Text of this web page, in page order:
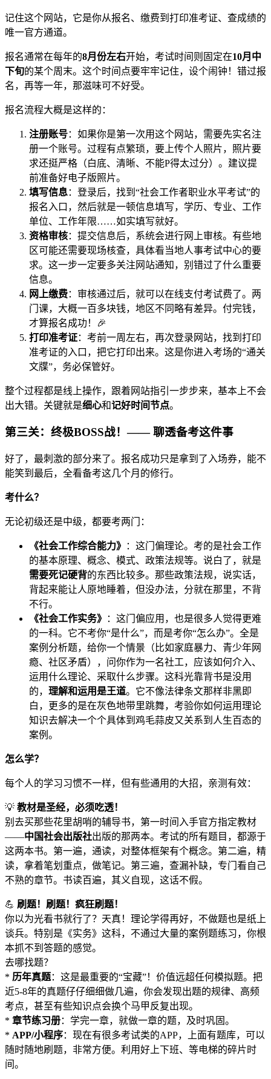
记住这个网站，它是你从报名、缴费到打印准考证、查成绩的
唯一官方通道。
报名通常在每年的8月份左右开始，考试时间则固定在10月中
下旬的某个周末。这个时间点要牢牢记住，设个闹钟！错过报
名，再等一年，那滋味可不好受。
报名流程大概是这样的：
注册账号：如果你是第一次用这个网站，需要先实名注
册一个账号。过程有点繁琐，要上传个人照片，照片要
求还挺严格（白底、清晰、不能P得太过分）。建议提
前准备好电子版照片。
填写信息：登录后，找到“社会工作者职业水平考试”的
报名入口，然后就是一顿信息填写，学历、专业、工作
单位、工作年限……如实填写就好。
资格审核：提交信息后，系统会进行网上审核。有些地
区可能还需要现场核查，具体看当地人事考试中心的要
求。这一步一定要多关注网站通知，别错过了什么重要
信息。
网上缴费：审核通过后，就可以在线支付考试费了。两
门课，大概一百多块钱，地区不同略有差异。付完钱，
才算报名成功！🎉
打印准考证：考前一周左右，再次登录网站，找到打印
准考证的入口，把它打印出来。这是你进入考场的“通关
文牒”，务必保管好。
整个过程都是线上操作，跟着网站指引一步步来，基本上不会
出大错。关键就是细心和记好时间节点。
第三关：终极BOSS战！—— 聊透备考这件事
好了，最刺激的部分来了。报名成功只是拿到了入场券，能不
能笑到最后，全看备考这几个月的修行。
考什么？
无论初级还是中级，都要考两门：
《社会工作综合能力》
：这门偏理论。考的是社会工作
的基本原理、概念、模式、政策法规等。说白了，就是
需要死记硬背的东西比较多。那些政策法规，说实话，
背起来能让人原地睡着，但没办法，分就在那里，不背
不行。
《社会工作实务》
：这门偏应用，也是很多人觉得更难
的一科。它不考你“是什么”，而是考你“怎么办”。全是
案例分析题，给你一个情景（比如家庭暴力、青少年网
瘾、社区矛盾），问你作为一名社工，应该如何介入、
运用什么理论、采取什么步骤。这科光靠背书是没用
的， 理解和运用是王道。它不像法律条文那样非黑即
白，更多的是在灰色地带里跳舞，考验你如何运用理论
知识去解决一个个具体到鸡毛蒜皮又关系到人生百态的
案例。
怎么学？
每个人的学习习惯不一样，但有些通用的大招，亲测有效：
💡 教材是圣经，必须吃透！
别去买那些花里胡哨的辅导书，第一时间入手官方指定教材
——中国社会出版社出版的那两本。考试的所有题目，都源于
这两本书。第一遍，通读，对整体框架有个概念。第二遍，精
读，拿着笔划重点，做笔记。第三遍，查漏补缺，专门看自己
不熟的章节。书读百遍，其义自现，这话不假。
💪 刷题！刷题！疯狂刷题！
你以为光看书就行了？天真！理论学得再好，不做题也是纸上
谈兵。特别是《实务》这科，不通过大量的案例题练习，你根
本抓不到答题的感觉。
去哪找题？
* 历年真题：这是最重要的“宝藏”！价值远超任何模拟题。把
近5-8年的真题仔仔细细做几遍，你会发现出题的规律、高频
考点，甚至有些知识点会换个马甲反复出现。
* 章节练习册：学完一章，就做一章的题，及时巩固。
* APP/小程序：现在有很多考试类的APP，上面有题库，可以
随时随地刷题，非常方便。利用好上下班、等电梯的碎片时
间。